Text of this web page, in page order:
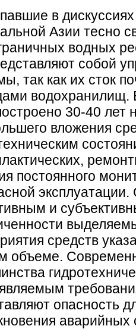
в
Азии тесно
водных
собой
так как их сток
30-40 лет
вложения
постоянного
и
средств
объеме.
опасность
аварийных